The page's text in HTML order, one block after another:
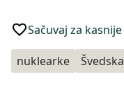
Sačuvaj za kasnije
nuklearke Švedska